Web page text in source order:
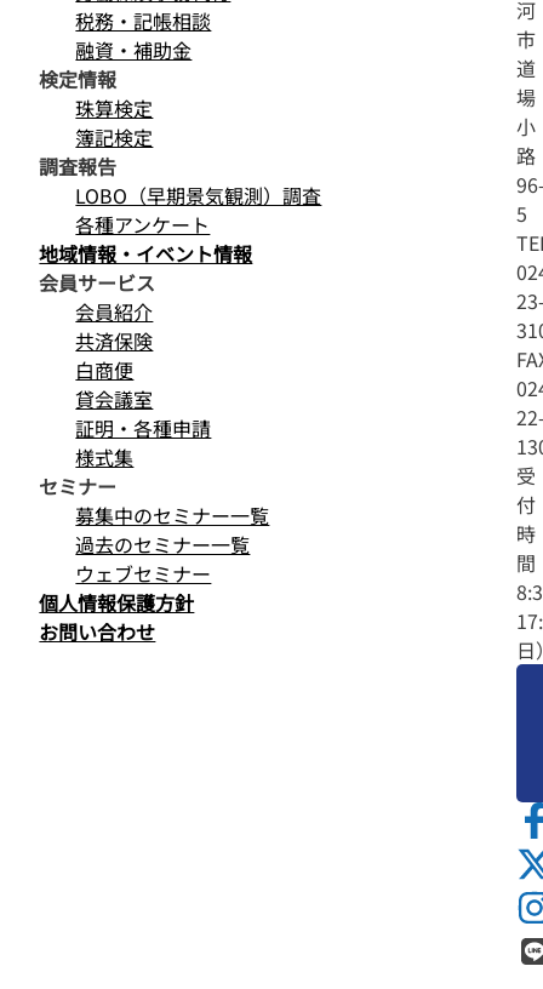
河
市
道
場
小
路
5
受
付
時
間
日
税務・記帳相談
融資・補助金
検定情報
珠算検定
簿記検定
調査報告
LOBO（早期景気観測）調査
各種アンケート
地域情報・イベント情報
会員サービス
会員紹介
共済保険
白商便
貸会議室
証明・各種申請
様式集
セミナー
募集中のセミナー一覧
過去のセミナー一覧
ウェブセミナー
個人情報保護方針
お問い合わせ